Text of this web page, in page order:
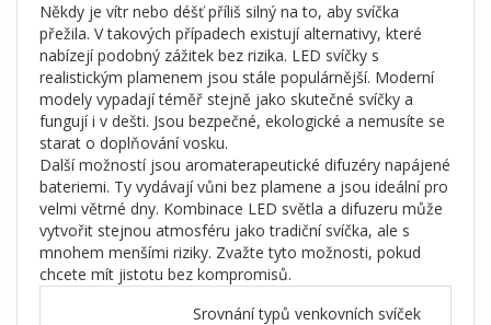
Někdy je vítr nebo déšť příliš silný na to, aby svíčka
přežila. V takových případech existují alternativy, které
nabízejí podobný zážitek bez rizika. LED svíčky s
realistickým plamenem jsou stále populárnější. Moderní
modely vypadají téměř stejně jako skutečné svíčky a
fungují i v dešti. Jsou bezpečné, ekologické a nemusíte se
starat o doplňování vosku.
Další možností jsou aromaterapeutické difuzéry napájené
bateriemi. Ty vydávají vůni bez plamene a jsou ideální pro
velmi větrné dny. Kombinace LED světla a difuzeru může
vytvořit stejnou atmosféru jako tradiční svíčka, ale s
mnohem menšími riziky. Zvažte tyto možnosti, pokud
chcete mít jistotu bez kompromisů.
Srovnání typů venkovních svíček